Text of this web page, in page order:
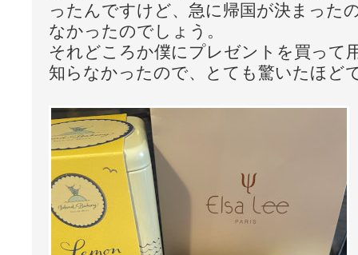
ったんですけど、急に帰国が決まった
なかったのでしょう。
それどころか僕にプレゼントを買って
知らなかったので、とても驚いたほど